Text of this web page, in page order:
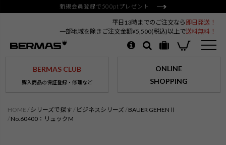
新規会員登録で500ptプレゼント
平日13時までのご注文なら 即日発送！
一部地域を除きご注文金額¥5,500(税込)以上で送料無料！
BERMAS CLUB
購入商品の保証登録・修理など
ONLINE
SHOPPING
HOME シリーズで探す ビジネスシリーズ
BAUER GEHENⅡ
No.60400：リュックM